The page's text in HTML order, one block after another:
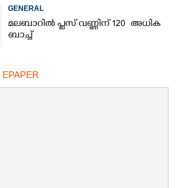
GENERAL
മലബാറിൽ പ്ലസ് വണ്ണിന് 120 അധിക
ബാച്ച്
EPAPER